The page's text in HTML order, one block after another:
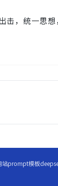
击，统一思
站prompt模板